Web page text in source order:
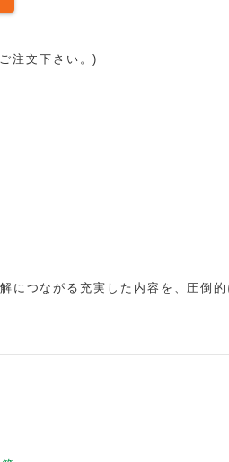
注文下さい。)
につながる充実した内容を、圧倒的